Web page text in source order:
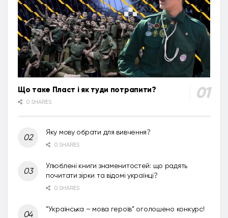
Що таке Пласт і як туди потрапити?
0 SHARES
Яку мову обрати для вивчення?
0 SHARES
Улюблені книги знаменитостей: що радять
почитати зірки та відомі українці?
0 SHARES
“Українська – мова героїв” оголошено конкурс!